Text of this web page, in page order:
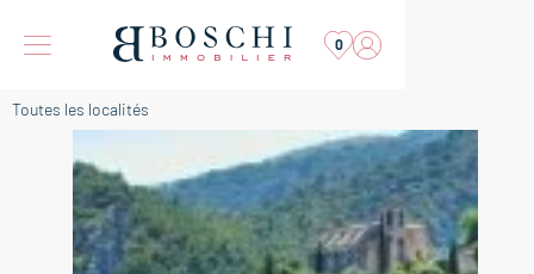
0
Toutes les localités